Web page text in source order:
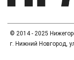
© 2014 - 2025
г. Нижний Новгород,